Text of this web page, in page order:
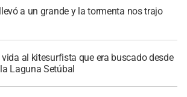
a un grande y la tormenta nos trajo
al kitesurfista que era buscado desde
Laguna Setúbal